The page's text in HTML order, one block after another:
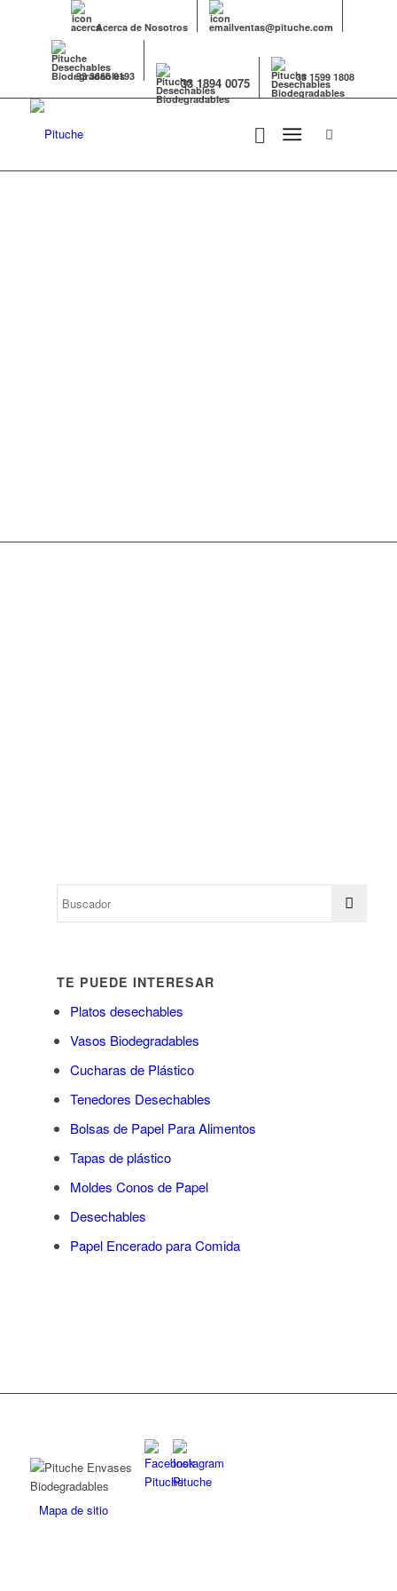
Acerca de Nosotros ventas@pituche.com
33 3666 0193 33 1894 0075 33 1599 1808
TE PUEDE INTERESAR
Platos desechables
Vasos Biodegradables
Cucharas de Plástico
Tenedores Desechables
Bolsas de Papel Para Alimentos
Tapas de plástico
Moldes Conos de Papel
Desechables
Papel Encerado para Comida
Mapa de sitio